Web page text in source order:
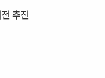
추진